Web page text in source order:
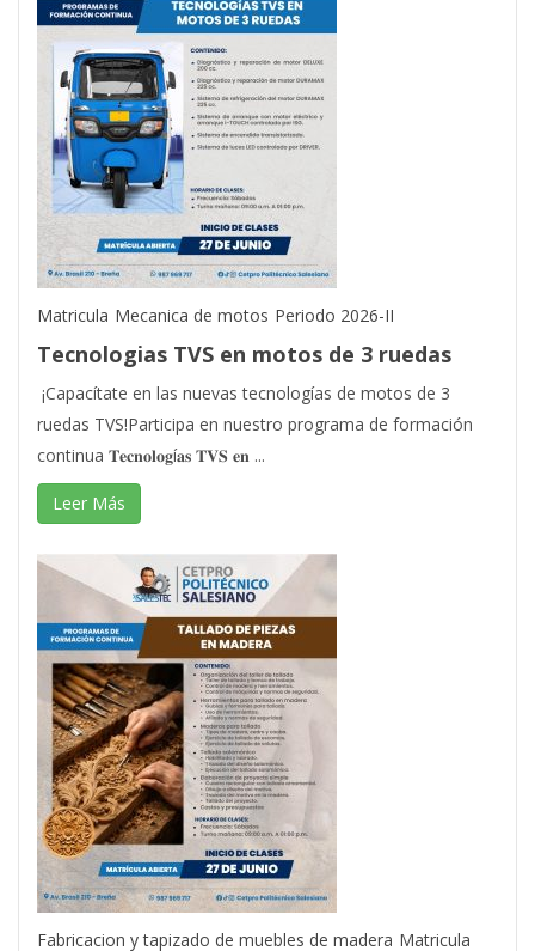
Matricula Mecanica de motos Periodo 2026-II
Tecnologias TVS en motos de 3 ruedas
¡Capacítate en las nuevas tecnologías de motos de 3
ruedas TVS!Participa en nuestro programa de formación
continua 𝐓𝐞𝐜𝐧𝐨𝐥𝐨𝐠í𝐚𝐬 𝐓𝐕𝐒 𝐞𝐧 ...
Leer Más
Fabricacion y tapizado de muebles de madera Matricula